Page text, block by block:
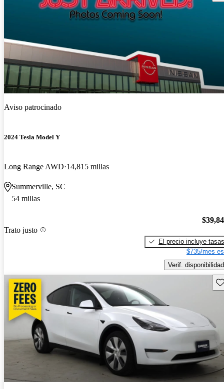
Aviso patrocinado
2024 Tesla Model Y
Long Range AWD 14,815 millas
Summerville, SC
54 millas
Trato justo
El precio incluye tasas
$735/mes
Verif. disponibilidad